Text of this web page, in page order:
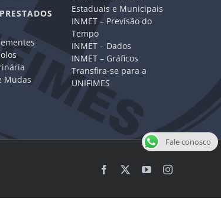
Mudas
Estaduais e Municipais
INMET – Previsão do
Tempo
INMET – Dados
INMET – Gráficos
Transfira-se para a
UNIFIMES
Facebook YouTubeInstagram
Fale conosco